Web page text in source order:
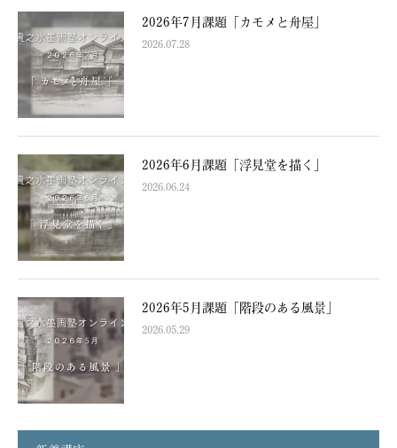
2026年7月課題「カモメと舟屋」
2026.07.28
2026年6月課題「浮見堂を描く」
2026.06.24
2026年5月課題「階段のある風景」
2026.05.29